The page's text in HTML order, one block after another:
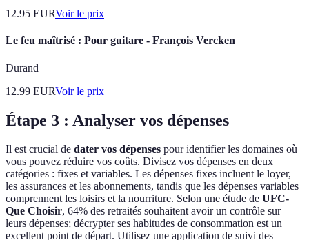
12.95 EURVoir le prix
Le feu maîtrisé : Pour guitare - François Vercken
Durand
12.99 EURVoir le prix
Étape 3 : Analyser vos dépenses
Il est crucial de dater vos dépenses pour identifier les domaines où
vous pouvez réduire vos coûts. Divisez vos dépenses en deux
catégories : fixes et variables. Les dépenses fixes incluent le loyer,
les assurances et les abonnements, tandis que les dépenses variables
comprennent les loisirs et la nourriture. Selon une étude de UFC-
Que Choisir, 64% des retraités souhaitent avoir un contrôle sur
leurs dépenses; décrypter ses habitudes de consommation est un
excellent point de départ. Utilisez une application de suivi des